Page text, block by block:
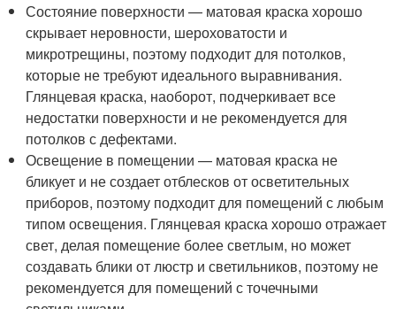
Состояние поверхности — матовая краска хорошо
скрывает неровности, шероховатости и
микротрещины, поэтому подходит для потолков,
которые не требуют идеального выравнивания.
Глянцевая краска, наоборот, подчеркивает все
недостатки поверхности и не рекомендуется для
потолков с дефектами.
Освещение в помещении — матовая краска не
бликует и не создает отблесков от осветительных
приборов, поэтому подходит для помещений с любым
типом освещения. Глянцевая краска хорошо отражает
свет, делая помещение более светлым, но может
создавать блики от люстр и светильников, поэтому не
рекомендуется для помещений с точечными